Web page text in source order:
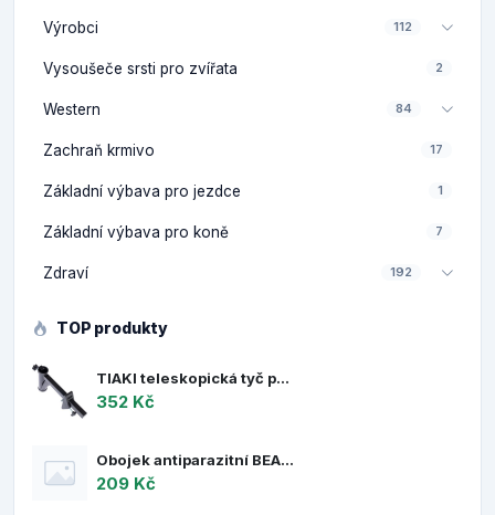
Výrobci 112
Vysoušeče srsti pro zvířata 2
Western 84
Zachraň krmivo 17
Základní výbava pro jezdce 1
Základní výbava pro koně 7
Zdraví 192
TOP produkty
TIAKI teleskopická tyč pro sítě pro kočky - vhodné příslušenství: svorka na zeď (1 ks)
352 Kč
Obojek antiparazitní BEAPHAR DIAZ 35 cm
209 Kč